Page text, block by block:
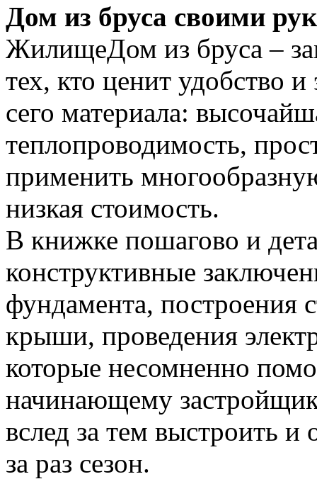
Дом из бруса своими
ЖилищеДом из бруса –
тех, кто ценит удобство
сего материала:
теплопроводимость,
применить
низкая стоимость.
В книжке пошагово и
конструктивные
фундамента, построения
крыши, проведения
которые несомненно
начинающему
вслед за тем выстроить
за раз сезон.